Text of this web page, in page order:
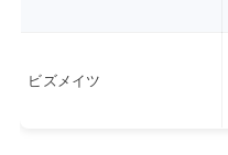
ビズメイツ